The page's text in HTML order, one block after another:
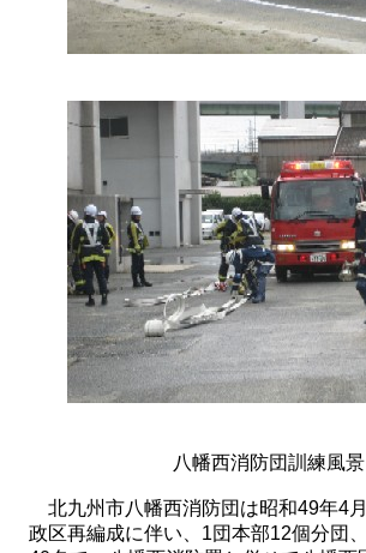
八幡西消防団訓練風景
北九州市八幡西消防団は昭和49年4
政区再編成に伴い、1団本部12個分団